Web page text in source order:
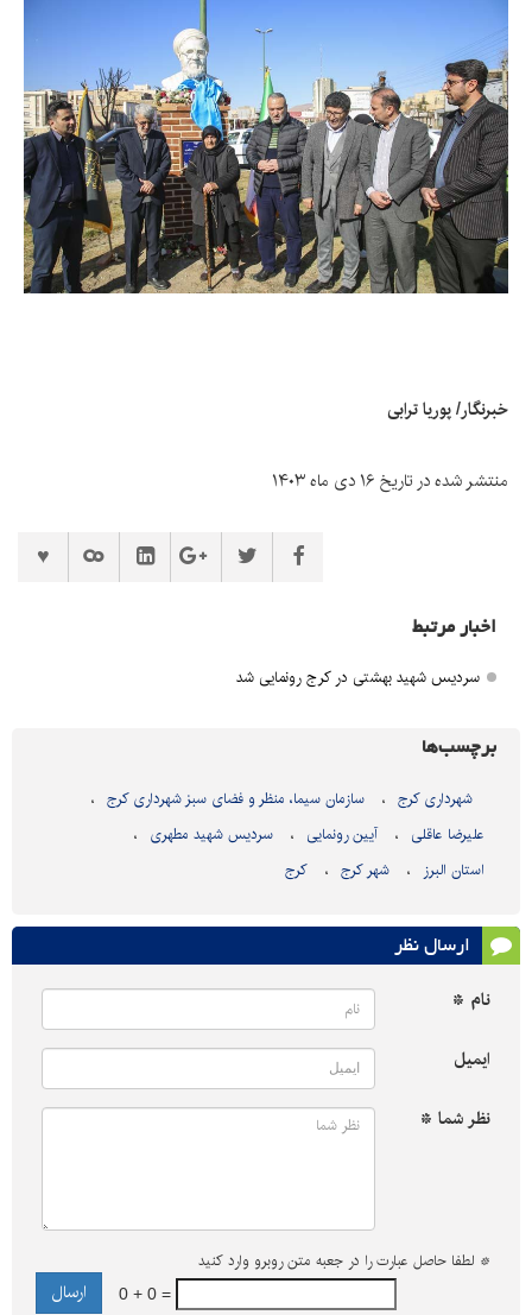
خبرنگار/ پوریا ترابی
منتشر شده در تاریخ ۱۶ دی ماه ۱۴۰۳
اخبار مرتبط
سردیس شهید بهشتی در کرج رونمایی شد
برچسب‌ها
شهرداری کرج
سازمان سیما، منظر و فضای سبز شهرداری کرج
علیرضا عاقلی
آیین رونمایی
سردیس شهید مطهری
استان البرز
شهر کرج کرج
ارسال نظر
نام *
ایمیل
نظر شما *
* لطفا حاصل عبارت را در جعبه متن روبرو وارد کنید
0 + 0 =